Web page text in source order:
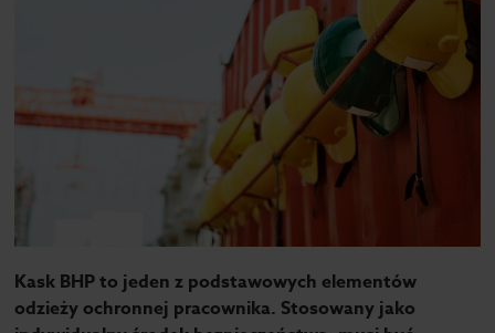
Kask BHP to jeden z podstawowych elementów
odzieży ochronnej pracownika. Stosowany jako